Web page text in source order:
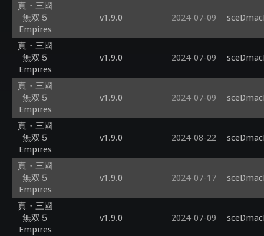
真・三國
無双５
Empires
v1.9.0 2024-07-09
真・三國
無双５
Empires
v1.9.0 2024-07-09
真・三國
無双５
Empires
v1.9.0 2024-07-09
真・三國
無双５
Empires
v1.9.0 2024-08-22
真・三國
無双５
Empires
v1.9.0 2024-07-17
真・三國
無双５
Empires
v1.9.0 2024-07-09